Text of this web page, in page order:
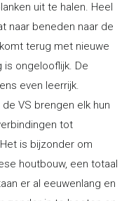
uit te halen. Heel
naar beneden naar de
terug met nieuwe
is ongelooflijk. De
even leerrijk.
VS brengen elk hun
tot
is bijzonder om
houtbouw, een totaal
er al eeuwenlang en